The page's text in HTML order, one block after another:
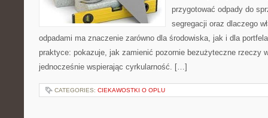
przygotować odpady do
segregacji oraz dlaczego
odpadami ma znaczenie zarówno dla środowiska, jak i dla
praktyce: pokazuje, jak zamienić pozornie bezużyteczne rzeczy
jednocześnie wspierając cyrkularność. […]
CATEGORIES: CIEKAWOSTKI O OPLU